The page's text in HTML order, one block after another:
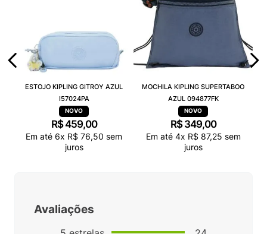
ESTOJO KIPLING GITROY AZUL
I57024PA
R$459,00
Em até 6x R$ 76,50 sem
juros
MOCHILA KIPLING SUPERTABOO
AZUL 094877FK
R$ 349,00
Em até 4x R$ 87,25 sem
juros
Avaliações